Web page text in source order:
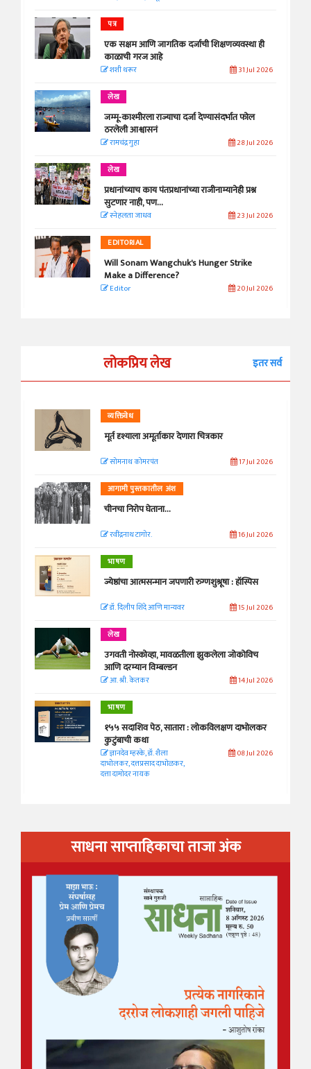
पत्र
एक सक्षम आणि जागतिक दर्जाची शिक्षणव्यवस्था ही
काळाची गरज आहे
शशी थरूर 31 Jul 2026
लेख
जम्मू-काश्मीरला राज्याचा दर्जा देण्यासंदर्भात फोल
ठरलेली आश्वासनं
रामचंद्र गुहा 28 Jul 2026
लेख
प्रधानांच्याच काय पंतप्रधानांच्या राजीनाम्यानेही प्रश्न
सुटणार नाही, पण...
स्नेहलता जाधव 23 Jul 2026
EDITORIAL
Will Sonam Wangchuk's Hunger Strike
Make a Difference?
Editor 20 Jul 2026
लोकप्रिय लेख इतर सर्व
व्यक्तिवेध
मूर्त दृश्याला अमूर्ताकार देणारा चित्रकार
सोमनाथ कोमरपंत 17 Jul 2026
आगामी पुस्तकातील अंश
चीनचा निरोप घेताना...
रवींद्रनाथ टागोर. 16 Jul 2026
भाषण
ज्येष्ठांचा आत्मसन्मान जपणारी रुग्णशुश्रूषा : हॉस्पिस
डॉ. दिलीप शिंदे आणि मान्यवर 15 Jul 2026
लेख
उगवती नोस्कोव्हा, मावळतीला झुकलेला जोकोविच
आणि दरम्यान विम्बल्डन
आ. श्री. केतकर 14 Jul 2026
भाषण
१५५ सदाशिव पेठ, सातारा : लोकविलक्षण दाभोलकर
कुटुंबाची कथा
ज्ञानदेव म्हस्के, डॉ. शैला
दाभोलकर, दत्तप्रसाद दाभोळकर,
दत्ता दामोदर नायक
08 Jul 2026
साधना साप्ताहिकाचा ताजा अंक